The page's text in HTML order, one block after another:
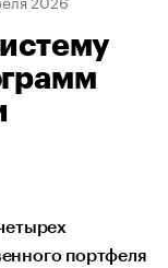
портфеля